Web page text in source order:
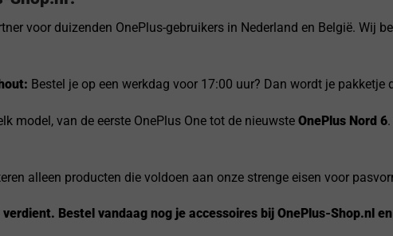
voor duizenden OnePlus-gebruikers in Nederland en België. Wij
Bestel je op een werkdag voor 17:00 uur? Dan wordt je pakketje
model, van de eerste OnePlus One tot de nieuwste OnePlus Nord 6
alleen producten die voldoen aan onze strenge eisen voor
Bestel vandaag nog je accessoires bij OnePlus-Shop.nl